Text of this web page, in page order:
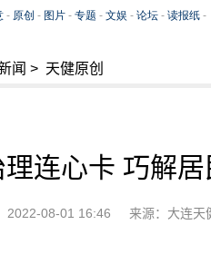
闻 > 天健原创
理连心卡 巧解
2022-08-01 16:46 来源：大连天